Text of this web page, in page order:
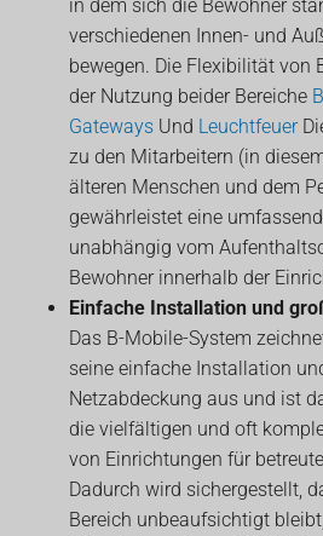
in dem sich die Bewohner
verschiedenen Innen- und
bewegen. Die Flexibilität von
der Nutzung beider Bereiche
Gateways Und Leuchtfeuer
zu den Mitarbeitern (in
älteren Menschen und dem
gewährleistet eine
unabhängig vom
Bewohner innerhalb der
Einfache Installation und
Das B-Mobile-System
seine einfache Installation
Netzabdeckung aus und ist
die vielfältigen und oft
von Einrichtungen für
Dadurch wird sichergestellt,
Bereich unbeaufsichtigt